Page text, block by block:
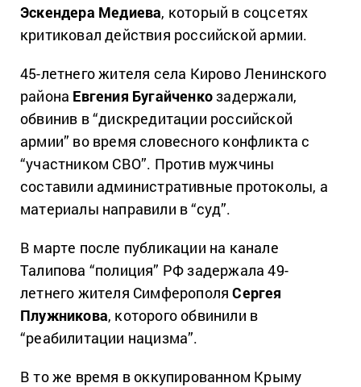
Эскендера Медиева, который в соцсетях
критиковал действия российской армии.
45-летнего жителя села Кирово Ленинского
района Евгения Бугайченкозадержали,
обвинив в “дискредитации российской
армии” во время словесного конфликта с
“участником СВО”. Против мужчины
составили административные протоколы, а
материалы направили в “суд”.
В марте после публикации на канале
Талипова “полиция” РФ задержала 49-
летнего жителя СимферополяСергея
Плужникова, которого обвинили в
“реабилитации нацизма”.
В то же время в оккупированном Крыму